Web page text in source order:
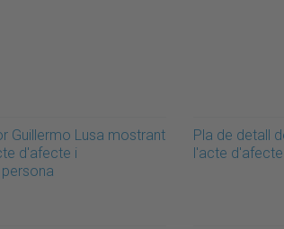
Guillermo Lusa mostrant
d'afecte i
Pla de detall
l'acte